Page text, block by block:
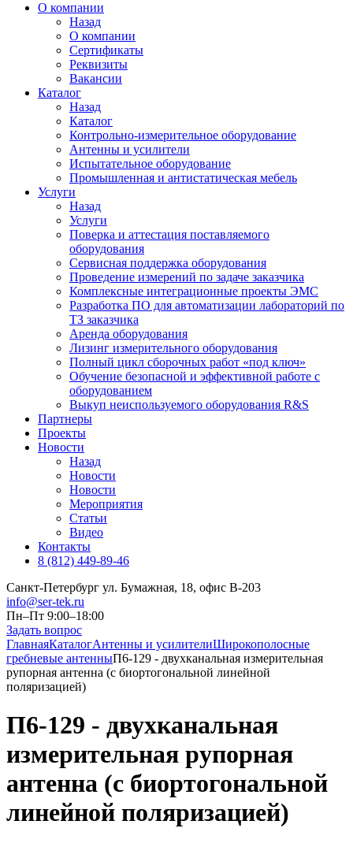
О компании
Назад
О компании
Сертификаты
Реквизиты
Вакансии
Каталог
Назад
Каталог
Контрольно-измерительное оборудование
Антенны и усилители
Испытательное оборудование
Промышленная и антистатическая мебель
Услуги
Назад
Услуги
Поверка и аттестация поставляемого
оборудования
Сервисная поддержка оборудования
Проведение измерений по задаче заказчика
Комплексные интеграционные проекты ЭМС
Разработка ПО для автоматизации лабораторий по
ТЗ заказчика
Аренда оборудования
Лизинг измерительного оборудования
Полный цикл сборочных работ «под ключ»
Обучение безопасной и эффективной работе с
оборудованием
Выкуп неиспользуемого оборудования R&S
Партнеры
Проекты
Новости
Назад
Новости
Новости
Мероприятия
Статьи
Видео
Контакты
8 (812) 449-89-46
Санкт-Петербург ул. Бумажная, 18, офис B-203
info@ser-tek.ru
Пн–Пт 9:00–18:00
Задать вопрос
ГлавнаяКаталогАнтенны и усилителиШирокополосные
гребневые антенныП6-129 - двухканальная измерительная
рупорная антенна (с биортогональной линейной
поляризацией)
П6-129 - двухканальная
измерительная рупорная
антенна (с биортогональной
линейной поляризацией)